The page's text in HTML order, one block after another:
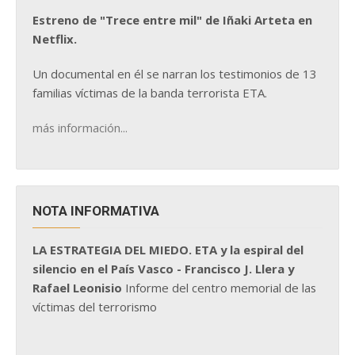
Estreno de "Trece entre mil" de Iñaki Arteta en
Netflix.
Un documental en él se narran los testimonios de 13
familias víctimas de la banda terrorista ETA.
más información...
NOTA INFORMATIVA
LA ESTRATEGIA DEL MIEDO. ETA y la espiral del
silencio en el País Vasco - Francisco J. Llera y
Rafael Leonisio Informe del centro memorial de las
víctimas del terrorismo